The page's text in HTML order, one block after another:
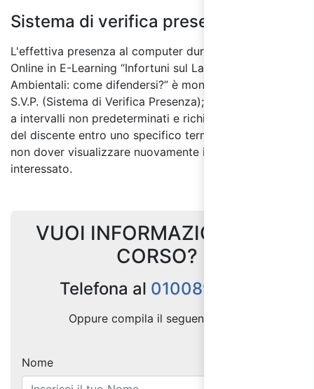
Sistema di verifica presenza:
L'effettiva presenza al computer durante il Corso
Online in E-Learning “Infortuni sul Lavoro e Reati
Ambientali: come difendersi?” è monitorata tramite
S.V.P. (Sistema di Verifica Presenza); il sistema si attiva
a intervalli non predeterminati e richiede un feedback
del discente entro uno specifico termine di tempo per
non dover visualizzare nuovamente il Modulo
interessato.
VUOI INFORMAZIONI SUL
CORSO?
Telefona al 0100898257
Oppure compila il seguente form:
Nome